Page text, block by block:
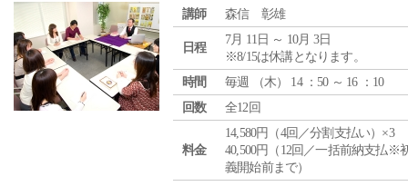
講師 森信 彰雄
日程
7月 11日 ～ 10月 3日
※8/15は休講となります。
時間
毎週 （木） 14 ：50 ～ 16 ：10
回数
全12回
料金
14,580円（4回／分割支払い）×3
40,500円（12回／一括前納支払※
義開始前まで）